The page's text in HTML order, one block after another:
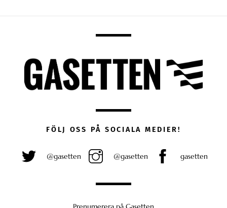
FÖLJ OSS PÅ SOCIALA MEDIER!
@gasetten @gasetten gasetten